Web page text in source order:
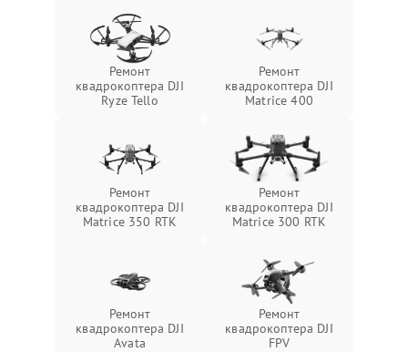
Ремонт
квадрокоптера DJI
Ryze Tello
Ремонт
квадрокоптера DJI
Matrice 400
Ремонт
квадрокоптера DJI
Matrice 350 RTK
Ремонт
квадрокоптера DJI
Matrice 300 RTK
Ремонт
квадрокоптера DJI
Avata
Ремонт
квадрокоптера DJI
FPV